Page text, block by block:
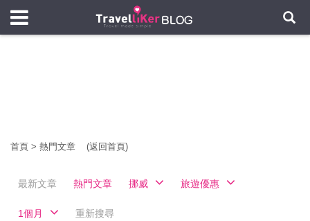
首頁 > 熱門文章 (返回首頁)
最新文章 熱門文章 挪威 旅遊優惠
1個月 重新搜尋